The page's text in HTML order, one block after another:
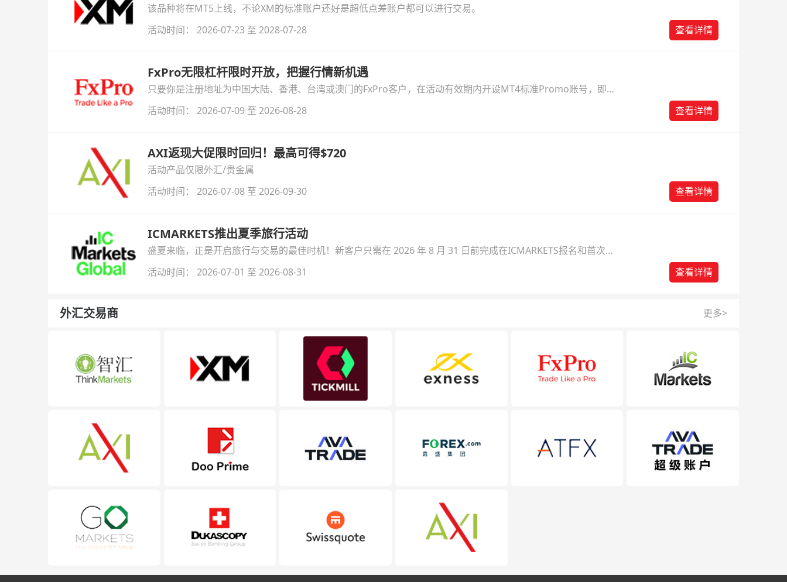
该品种将在MT5上线，不论XM的标准账户还好是超低点差账户都可以进行交易。
活动时间： 2026-07-23 至 2028-07-28
查看详情
FxPro无限杠杆限时开放，把握行情新机遇
只要你是注册地址为中国大陆、香港、台湾或澳门的FxPro客户，在活动有效期内开设MT4标准Promo账号，即可
自动解锁无限倍杠杆福利，无需额外复杂操作。
活动时间： 2026-07-09 至 2026-08-28 查看详情
AXI返现大促限时回归！最高可得$720
活动产品仅限外汇/贵金属
活动时间： 2026-07-08 至 2026-09-30
查看详情
ICMARKETS推出夏季旅行活动
盛夏来临，正是开启旅行与交易的最佳时机！新客户只需在 2026 年 8 月 31 日前完成在ICMARKETS报名和首次入
金即可参与！
活动时间： 2026-07-01 至 2026-08-31 查看详情
外汇交易商 更多>